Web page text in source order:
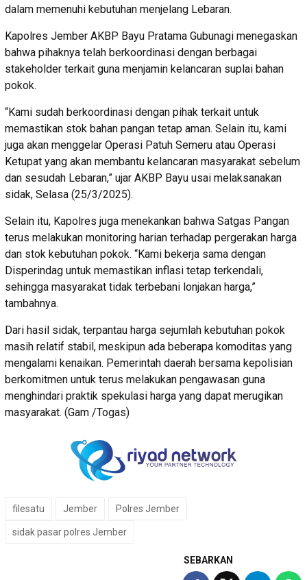
dalam memenuhi kebutuhan menjelang Lebaran.
Kapolres Jember AKBP Bayu Pratama Gubunagi menegaskan
bahwa pihaknya telah berkoordinasi dengan berbagai
stakeholder terkait guna menjamin kelancaran suplai bahan
pokok.
“Kami sudah berkoordinasi dengan pihak terkait untuk
memastikan stok bahan pangan tetap aman. Selain itu, kami
juga akan menggelar Operasi Patuh Semeru atau Operasi
Ketupat yang akan membantu kelancaran masyarakat sebelum
dan sesudah Lebaran,” ujar AKBP Bayu usai melaksanakan
sidak, Selasa (25/3/2025).
Selain itu, Kapolres juga menekankan bahwa Satgas Pangan
terus melakukan monitoring harian terhadap pergerakan harga
dan stok kebutuhan pokok. “Kami bekerja sama dengan
Disperindag untuk memastikan inflasi tetap terkendali,
sehingga masyarakat tidak terbebani lonjakan harga,”
tambahnya.
Dari hasil sidak, terpantau harga sejumlah kebutuhan pokok
masih relatif stabil, meskipun ada beberapa komoditas yang
mengalami kenaikan. Pemerintah daerah bersama kepolisian
berkomitmen untuk terus melakukan pengawasan guna
menghindari praktik spekulasi harga yang dapat merugikan
masyarakat. (Gam /Togas)
filesatu Jember Polres Jember
sidak pasar polres Jember
SEBARKAN